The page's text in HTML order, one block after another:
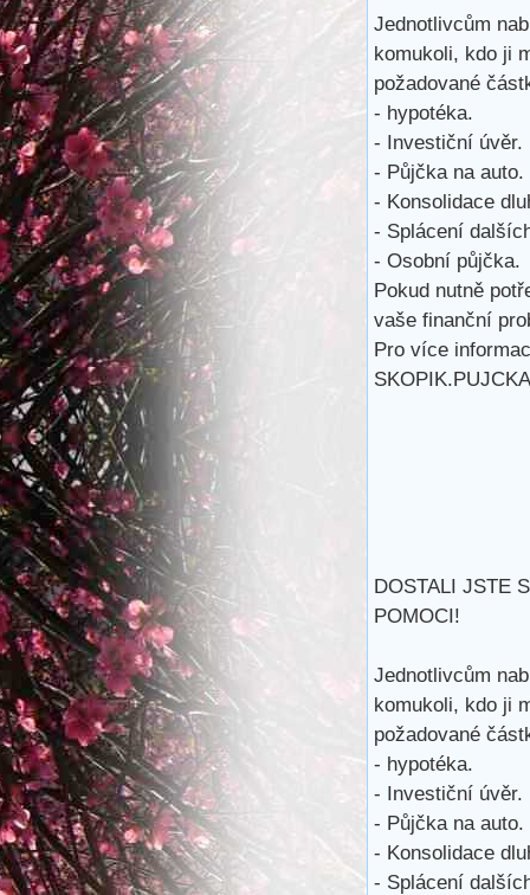
Jednotlivcům
komukoli, kdo ji
požadované
- hypotéka.
- Investiční úvěr.
- Půjčka na auto.
- Konsolidace
- Splácení
- Osobní půjčka.
Pokud nutně
vaše finanční
Pro více
DOSTALI JSTE
POMOCI!
Jednotlivcům
komukoli, kdo ji
požadované
- hypotéka.
- Investiční úvěr.
- Půjčka na auto.
- Konsolidace
- Splácení